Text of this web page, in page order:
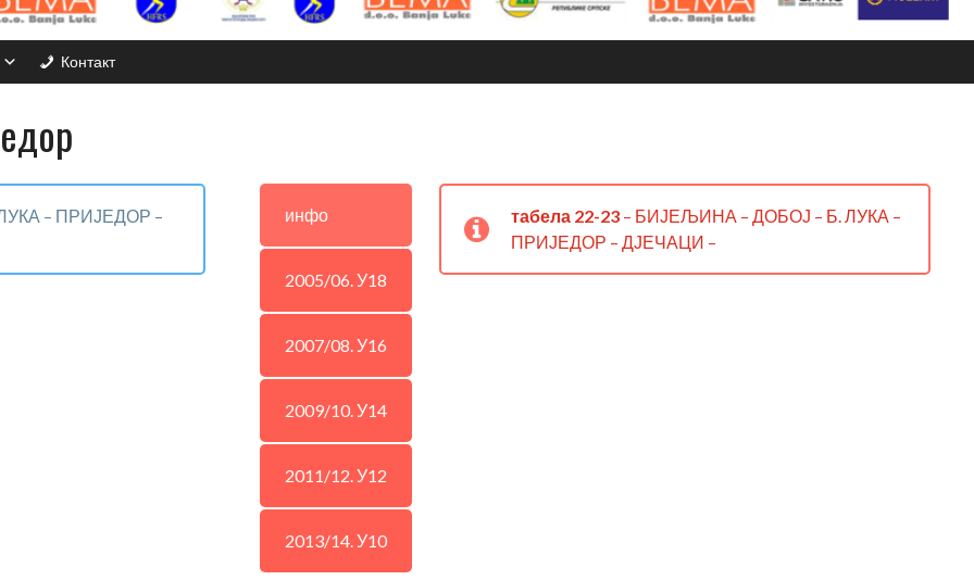
Контакт
– ПРИЈЕДОР –
инфо
2005/06. У18
2007/08. У16
2009/10. У14
2011/12. У12
2013/14. У10
табела 22-23 – БИЈЕЉИНА – ДОБОЈ – Б. ЛУКА –
ПРИЈЕДОР – ДЈЕЧАЦИ –